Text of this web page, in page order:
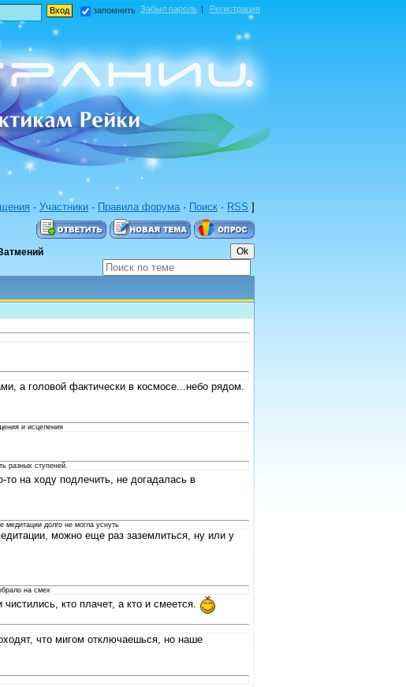
запомнить Забыл пароль | Регистрация
· Участники · Правила форума · Поиск · RSS ]
а головой фактически в космосе...небо рядом.
и исцеления
разных ступеней.
то на ходу подлечить, не догадалась в
долго не могла уснуть
можно еще раз заземлиться, ну или у
на смех
кто плачет, а кто и смеется.
что мигом отключаешься, но наше